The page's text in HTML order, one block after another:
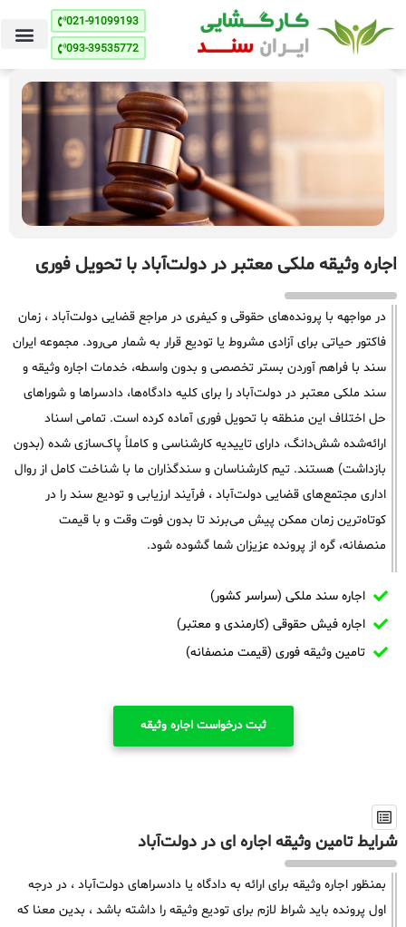
021-91099193
093-39535772
اجاره وثیقه ملکی معتبر در دولت‌آباد با تحویل فوری
در مواجهه با پرونده‌های حقوقی و کیفری در مراجع قضایی دولت‌آباد ، زمان
فاکتور حیاتی برای آزادی مشروط یا تودیع قرار به شمار می‌رود. مجموعه ایران
سند با فراهم آوردن بستر تخصصی و بدون واسطه، خدمات اجاره وثیقه و
سند ملکی معتبر در دولت‌آباد را برای کلیه دادگاه‌ها، دادسراها و شوراهای
حل اختلاف این منطقه با تحویل فوری آماده کرده است. تمامی اسناد
ارائه‌شده شش‌دانگ، دارای تاییدیه کارشناسی و کاملاً پاک‌سازی شده (بدون
بازداشت) هستند. تیم کارشناسان و سندگذاران ما با شناخت کامل از روال
اداری مجتمع‌های قضایی دولت‌آباد ، فرآیند ارزیابی و تودیع سند را در
کوتاه‌ترین زمان ممکن پیش می‌برند تا بدون فوت وقت و با قیمت
منصفانه، گره از پرونده عزیزان شما گشوده شود.
اجاره سند ملکی (سراسر کشور)
اجاره فیش حقوقی (کارمندی و معتبر)
تامین وثیقه فوری (قیمت منصفانه)
ثبت درخواست اجاره وثیقه
شرایط تامین وثیقه اجاره ای در دولت‌آباد
بمنظور اجاره وثیقه برای ارائه به دادگاه یا دادسراهای دولت‌آباد ، در درجه
اول پرونده باید شراط لازم برای تودیع وثیقه را داشته باشد ، بدین معنا که